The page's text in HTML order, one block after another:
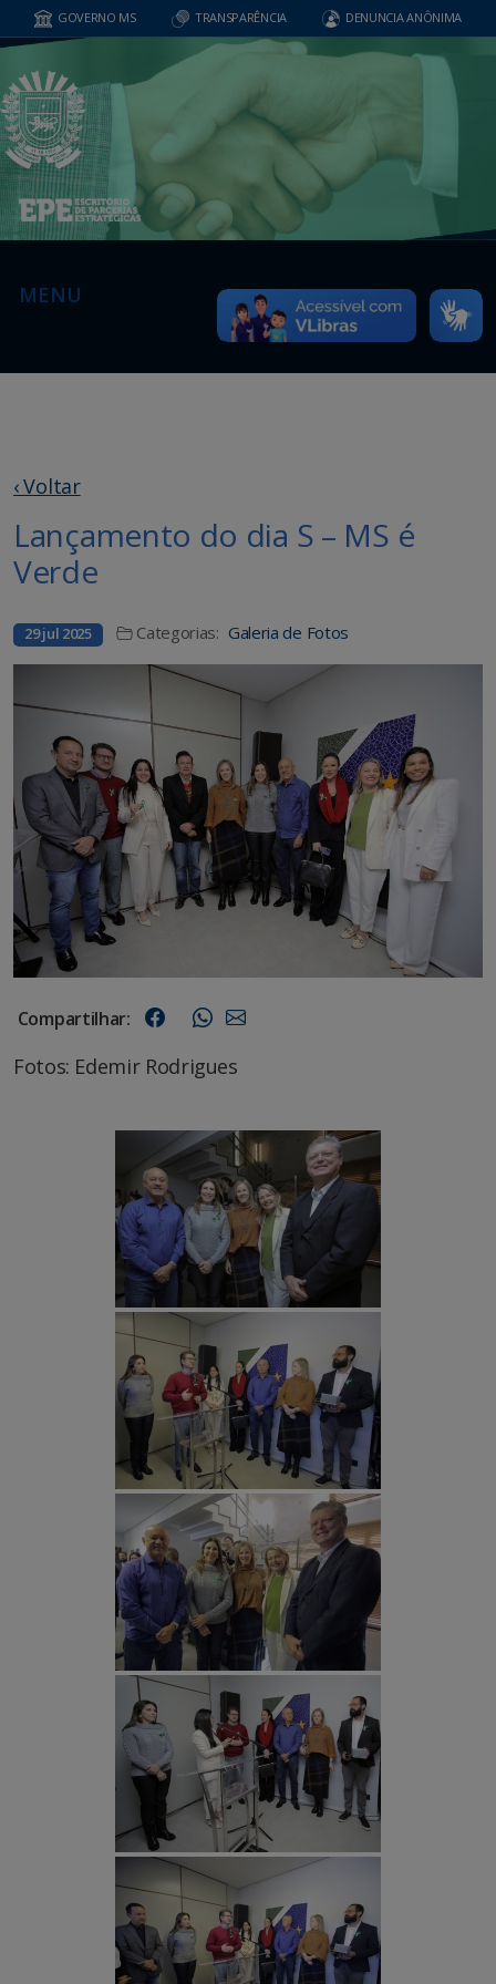
GOVERNO MS TRANSPARÊNCIA DENUNCIA ANÔNIMA
MENU
‹ Voltar
Lançamento do dia S – MS é
Verde
29 jul 2025 Categorias: Galeria de Fotos
Compartilhar:
Fotos: Edemir Rodrigues